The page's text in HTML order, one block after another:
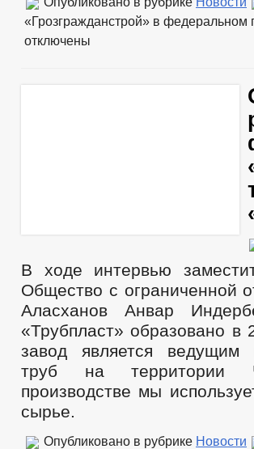
Общественный совет по рассмотрению
Информация о лицах, пропавших без вести
Тексты официальных выступлений и заявлений
Информация о результатах проверок
Социальный проект — Муниципальный
Иные акты в сфере противодействия
Анализ предоставления сведений о доходах
Антикоррупционная экспертиза
Методические материалы
Формы документов, связанных с
Сведения о доходах, расходах, об имуществе
Комиссия по соблюдению требований к
Обратная связь для сообщений о фактах
_
Правовые акты
Устав
Перечни поручений
«Грозгражданстрой» в федеральном
отключены
В ходе интервью
Общество с ограниченной
Аласханов Анвар
«Трубпласт» образовано в
завод является ведущим
труб на территории
производстве мы
сырье.
Опубликовано в рубрике Новости